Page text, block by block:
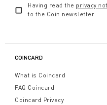
Having read the privacy
to the Coin newsletter
COINCARD
What is Coincard
FAQ Coincard
Coincard Privacy